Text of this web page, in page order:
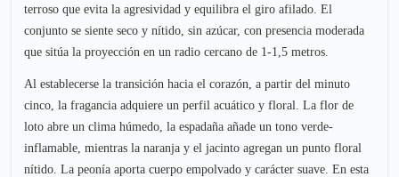
terroso que evita la agresividad y equilibra el giro afilado. El
conjunto se siente seco y nítido, sin azúcar, con presencia moderada
que sitúa la proyección en un radio cercano de 1-1,5 metros.
Al establecerse la transición hacia el corazón, a partir del minuto
cinco, la fragancia adquiere un perfil acuático y floral. La flor de
loto abre un clima húmedo, la espadaña añade un tono verde-
inflamable, mientras la naranja y el jacinto agregan un punto floral
nítido. La peonía aporta cuerpo empolvado y carácter suave. En esta